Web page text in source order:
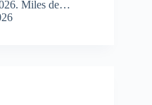
Miles de…